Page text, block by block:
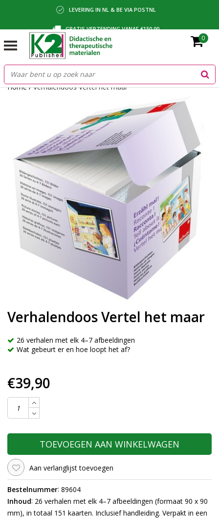
LEVERING IN NL & BE VIA POSTNL
GRATIS VERZENDING VANAF €150,00
BETALING VIA IDEAL, BANCONTACT OF FACTUUR
0
Home/Verhalendoos Vertel het maar
Verhalendoos Vertel het maar
26 verhalen met elk 4–7 afbeeldingen
Wat gebeurt er en hoe loopt het af?
€39,90
TOEVOEGEN AAN WINKELWAGEN
Aan verlanglijst toevoegen
Bestelnummer: 89604
Inhoud: 26 verhalen met elk 4–7 afbeeldingen (formaat 90 x 90
mm), in totaal 151 kaarten. Inclusief handleiding. Verpakt in een